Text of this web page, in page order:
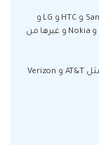
• يعمل بشكل مثالي مع أجهزة Apple و Samsung و HTC و LG و
Sony و Google و HUAWEI و Motorola و ZTE و Nokia و غيرها من
• متوافق تمامًا مع مزودي الخدمة الرئيسيين مثل AT&T و Verizon